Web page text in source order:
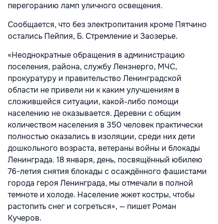
перегоранию ламп уличного освещения.
Сообщается, что без электропитания кроме Пятчино
остались Пейпия, Б. Стремление и Заозерье.
«Неоднократные обращения в администрацию
поселения, района, службу Ленэнерго, МЧС,
прокуратуру и правительство Ленинградской
области не привели ни к каким улучшениям в
сложившейся ситуации, какой-либо помощи
населению не оказывается. Деревни с общим
количеством населения в 350 человек практически
полностью оказались в изоляции, среди них дети
дошкольного возраста, ветераны войны и блокады
Ленинграда. 18 января, день, посвящённый юбилею
76-летия снятия блокады с осаждённого фашистами
города героя Ленинграда, мы отмечали в полной
темноте и холоде. Население жжет костры, чтобы
растопить снег и согреться», — пишет Роман
Кучеров.